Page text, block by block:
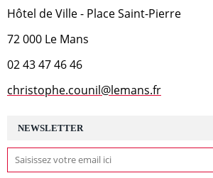
NEWSLETTER
Hôtel de Ville - Place Saint-Pierre
72 000 Le Mans
02 43 47 46 46
christophe.counil@lemans.fr